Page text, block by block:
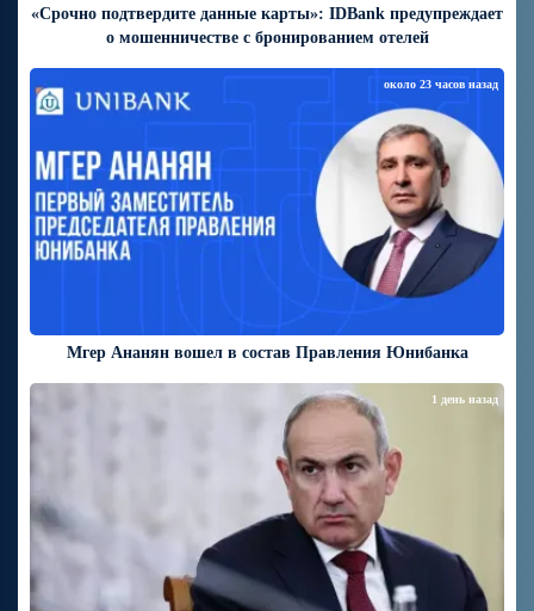
«Срочно подтвердите данные карты»: IDBank предупреждает
о мошенничестве с бронированием отелей
Мгер Ананян вошел в состав Правления Юнибанка
около 23 часов назад
1 день назад